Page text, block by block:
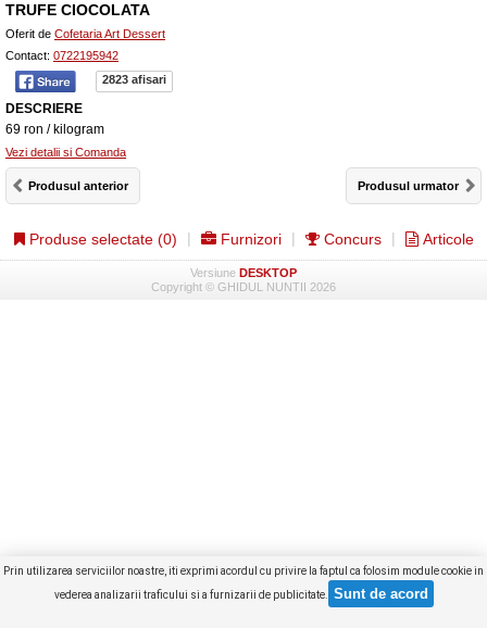
TRUFE CIOCOLATA
Oferit de Cofetaria Art Dessert
Contact: 0722195942
2823 afisari
DESCRIERE
69 ron / kilogram
Vezi detalii si Comanda
Produsul anterior Produsul urmator
Prin utilizarea serviciilor noastre, iti exprimi acordul cu privire la faptul ca folosim module cookie in
vederea analizarii traficului si a furnizarii de publicitate.
Produse selectate (0) Furnizori Concurs Articole
Versiune DESKTOP
Copyright © GHIDUL NUNTII 2026